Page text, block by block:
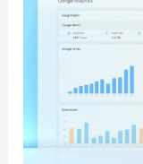
Manager
sur